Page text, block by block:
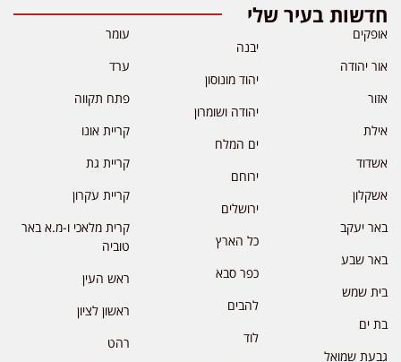
חדשות בעיר שלי
אופקים
אור יהודה
אזור
אילת
אשדוד
אשקלון
באר יעקב
באר שבע
בית שמש
בת ים
גבעת שמואל
יבנה
יהוד מונוסון
יהודה ושומרון
ים המלח
ירוחם
ירושלים
כל הארץ
כפר סבא
להבים
לוד
עומר
ערד
פתח תקווה
קריית אונו
קריית גת
קריית עקרון
קרית מלאכי ו-מ.א באר
טוביה
ראש העין
ראשון לציון
רהט